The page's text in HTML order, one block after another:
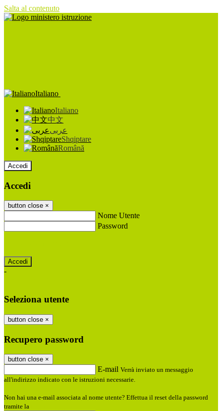
Salta al contenuto
Italiano
Italiano
中文
عربى
Shqiptare
Română
Accedi
Accedi
button close ×
Nome Utente
Password
-
Seleziona utente
button close ×
Recupero password
button close ×
E-mail Verrà inviato un messaggio
all'indirizzo indicato con le istruzioni necessarie.
Non hai una e-mail associata al nome utente? Effettua il reset della password
tramite la